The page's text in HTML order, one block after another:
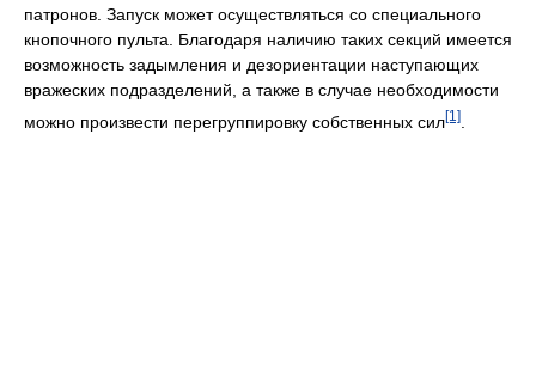
патронов. Запуск может осуществляться со специального
кнопочного пульта. Благодаря наличию таких секций имеется
возможность задымления и дезориентации наступающих
вражеских подразделений, а также в случае необходимости
можно произвести перегруппировку собственных сил[1]